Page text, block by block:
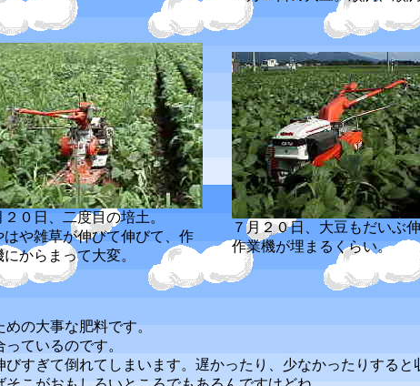
２０日、二度目の培土。
はや雑草が伸びて伸びて、作
にからまって大変。
７月２０日、大豆もだいぶ
作業機が埋まるくらい。
の大事な肥料です。
ているのです。
すぎて倒れてしまいます。遅かったり、少なかったりする